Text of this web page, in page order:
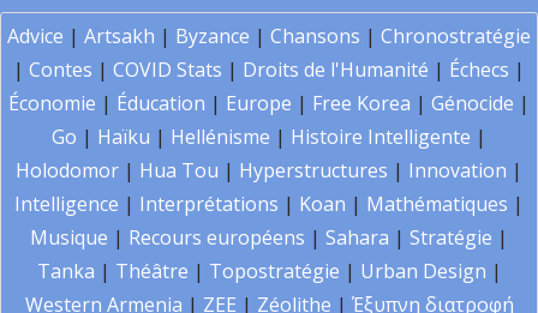
Advice | Artsakh | Byzance | Chansons | Chronostratégie
| Contes | COVID Stats | Droits de l'Humanité | Échecs |
Économie | Éducation | Europe | Free Korea | Génocide |
Go | Haïku | Hellénisme | Histoire Intelligente |
Holodomor | Hua Tou | Hyperstructures | Innovation |
Intelligence | Interprétations | Koan | Mathématiques |
Musique | Recours européens | Sahara | Stratégie |
Tanka | Théâtre | Topostratégie | Urban Design |
Western Armenia | ZEE | Zéolithe | Έξυπνη διατροφή